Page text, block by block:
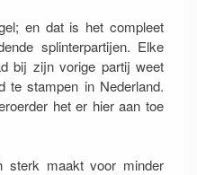
en dat is het compleet
splinterpartijen. Elke
bij zijn vorige partij weet
te stampen in Nederland.
het er hier aan toe
maakt voor minder